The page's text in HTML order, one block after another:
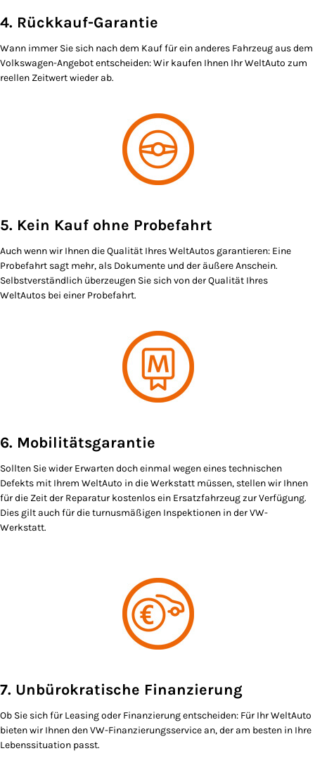
4. Rückkauf-Garantie
Wann immer Sie sich nach dem Kauf für ein anderes Fahrzeug aus dem
Volkswagen-Angebot entscheiden: Wir kaufen Ihnen Ihr WeltAuto zum
reellen Zeitwert wieder ab.
5. Kein Kauf ohne Probefahrt
Auch wenn wir Ihnen die Qualität Ihres WeltAutos garantieren: Eine
Probefahrt sagt mehr, als Dokumente und der äußere Anschein.
Selbstverständlich überzeugen Sie sich von der Qualität Ihres
WeltAutos bei einer Probefahrt.
6. Mobilitätsgarantie
Sollten Sie wider Erwarten doch einmal wegen eines technischen
Defekts mit Ihrem WeltAuto in die Werkstatt müssen, stellen wir Ihnen
für die Zeit der Reparatur kostenlos ein Ersatzfahrzeug zur Verfügung.
Dies gilt auch für die turnusmäßigen Inspektionen in der VW-
Werkstatt.
7. Unbürokratische Finanzierung
Ob Sie sich für Leasing oder Finanzierung entscheiden: Für Ihr WeltAuto
bieten wir Ihnen den VW-Finanzierungsservice an, der am besten in Ihre
Lebenssituation passt.